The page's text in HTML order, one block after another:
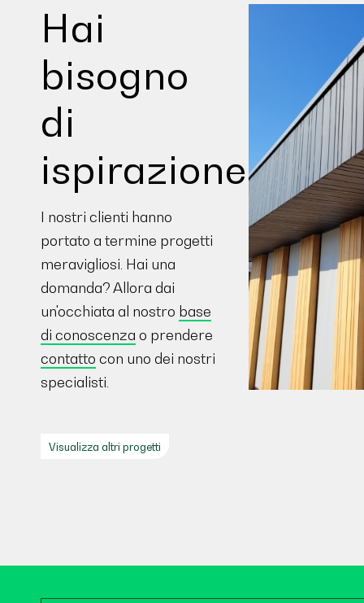
Hai
bisogno
di
ispirazione?
I nostri clienti hanno
portato a termine progetti
meravigliosi. Hai una
domanda? Allora dai
un'occhiata al nostro base
di conoscenza o prendere
contatto con uno dei nostri
specialisti.
Visualizza altri progetti